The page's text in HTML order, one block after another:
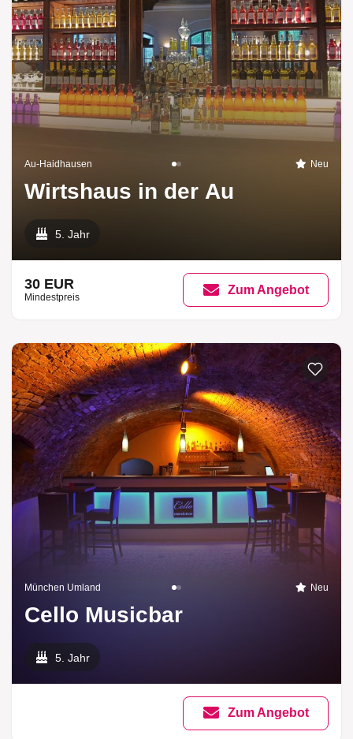
Au-Haidhausen Neu
Wirtshaus in der Au
5. Jahr
30 EUR
Mindestpreis
Zum Angebot
München Umland Neu
Cello Musicbar
5. Jahr
Zum Angebot